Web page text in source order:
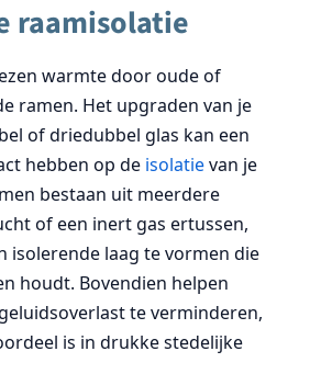
raamisolatie
warmte door oude of
ramen. Het upgraden van je
of driedubbel glas kan een
hebben op deisolatievan je
bestaan uit meerdere
of een inert gas ertussen,
isolerende laag te vormen die
houdt. Bovendien helpen
te verminderen,
is in drukke stedelijke